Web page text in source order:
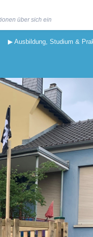
über sich ein
▶ Ausbildung, Studium &